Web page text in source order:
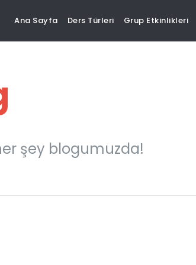
Ana Sayfa Ders Türleri Grup Etkinlikleri
şey blogumuzda!